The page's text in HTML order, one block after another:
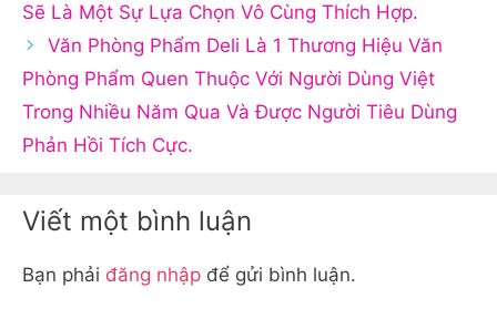
Sẽ Là Một Sự Lựa Chọn Vô Cùng Thích Hợp.
Văn Phòng Phẩm Deli Là 1 Thương Hiệu Văn
Phòng Phẩm Quen Thuộc Với Người Dùng Việt
Trong Nhiều Năm Qua Và Được Người Tiêu Dùng
Phản Hồi Tích Cực.
Viết một bình luận
Bạn phải đăng nhập để gửi bình luận.